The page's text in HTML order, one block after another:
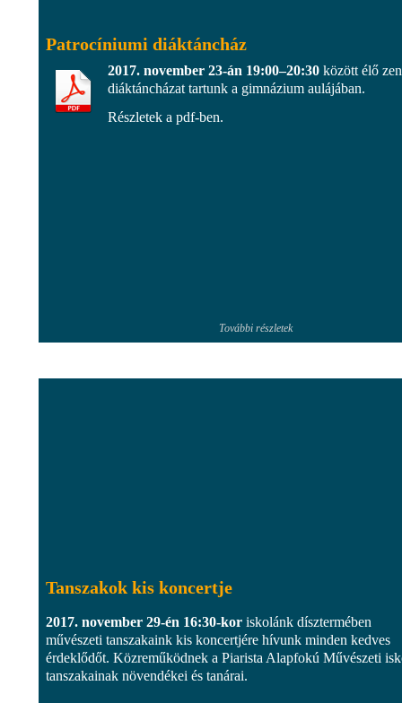
Patrocíniumi diáktáncház
2017. november 23-án 19:00–20:30 között élő
diáktáncházat tartunk a gimnázium aulájában.
Részletek a pdf-ben.
További részletek
Tanszakok kis koncertje
2017. november 29-én 16:30-kor iskolánk dísztermében
művészeti tanszakaink kis koncertjére hívunk minden kedves
érdeklődőt. Közreműködnek a Piarista Alapfokú Művészeti
tanszakainak növendékei és tanárai.